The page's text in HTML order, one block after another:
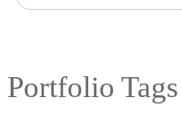
Portfolio Tags